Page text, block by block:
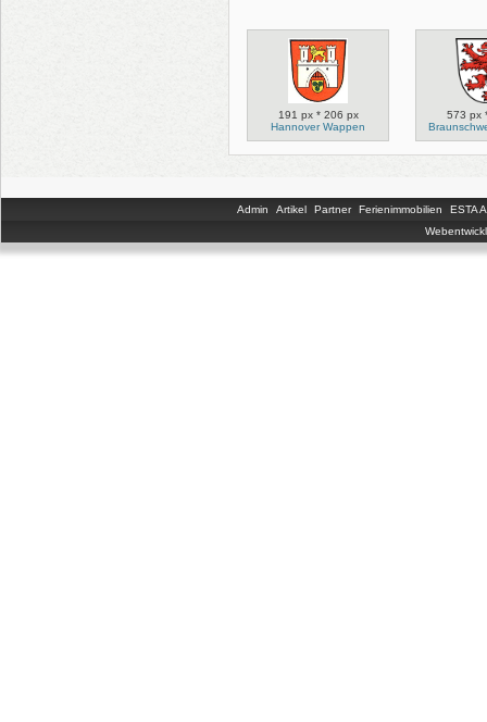
191 px * 206 px
Hannover Wappen
573 px
Admin Artikel Partner Ferienimmobilien
ESTA